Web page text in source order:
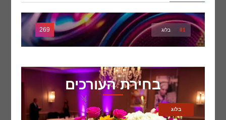
01 בלוג 269
בחירת העורכים
בלוג